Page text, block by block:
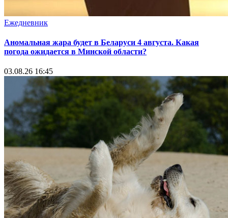
Ежедневник
Аномальная жара будет в Беларуси 4 августа. Какая
погода ожидается в Минской области?
03.08.26 16:45